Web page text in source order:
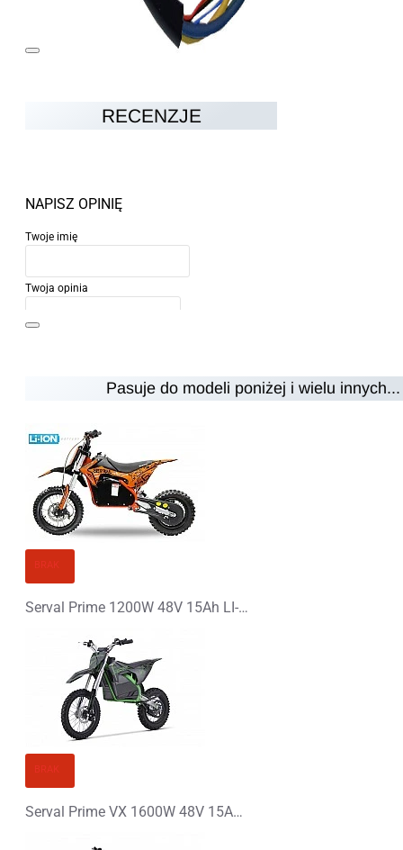
RECENZJE
NAPISZ OPINIĘ
Twoje imię
Twoja opinia
Ocena
Ocena
Zły Dobry
Pasuje do modeli poniżej i wielu innych...
Serval Prime 1200W 48V 15Ah LI-ION Elektryczny Mini Cross
Serval Prime VX 1600W 48V 15Ah LI-ION Elektryczny Mini Cross 14/12